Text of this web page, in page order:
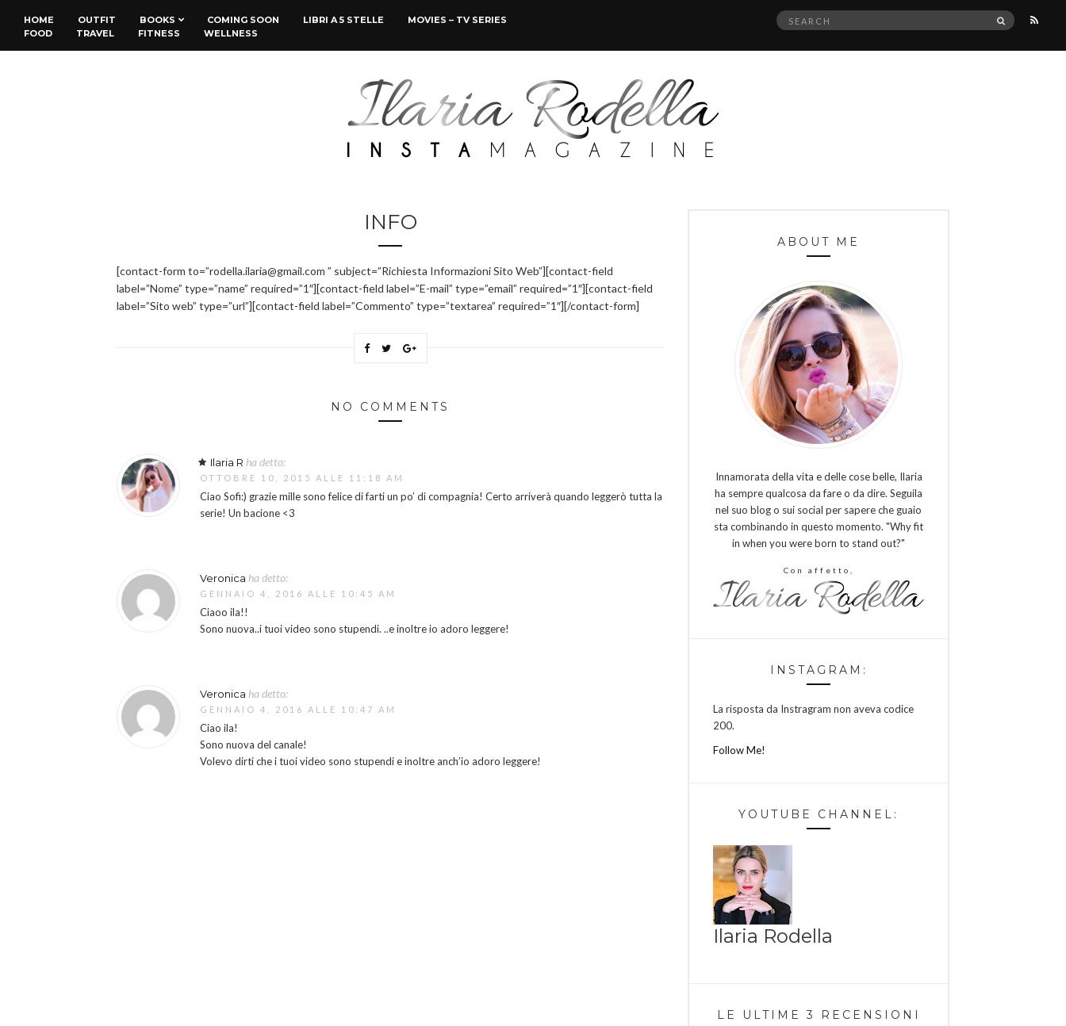
HOME OUTFIT BOOKS COMING SOON LIBRI A 5 STELLE
MOVIES – TV SERIES
FOOD
TRAVEL FITNESS WELLNESS
Search
SEARCH
INFO
[contact-form to=”rodella.ilaria@gmail.com ” subject=”Richiesta Informazioni Sito Web”][contact-field
label=”Nome” type=”name” required=”1″][contact-field label=”E-mail” type=”email” required=”1″][contact-field
label=”Sito web” type=”url”][contact-field label=”Commento” type=”textarea” required=”1″][/contact-form]
NO COMMENTS
Ilaria R ha detto:
OTTOBRE 10, 2015 ALLE 11:18 AM
Ciao Sofi:) grazie mille sono felice di farti un po’ di compagnia! Certo arriverà quando leggerò tutta la
serie! Un bacione <3
Veronica ha detto:
GENNAIO 4, 2016 ALLE 10:45 AM
Ciaoo ila!!
Sono nuova..i tuoi video sono stupendi. ..e inoltre io adoro leggere!
Veronica ha detto:
GENNAIO 4, 2016 ALLE 10:47 AM
Ciao ila!
Sono nuova del canale!
Volevo dirti che i tuoi video sono stupendi e inoltre anch’io adoro leggere!
ABOUT ME
Innamorata della vita e delle cose belle, Ilaria
ha sempre qualcosa da fare o da dire. Seguila
nel suo blog o sui social per sapere che guaio
sta combinando in questo momento. "Why fit
in when you were born to stand out?"
Con affetto,
INSTAGRAM:
La risposta da Instragram non aveva codice
200.
Follow Me!
YOUTUBE CHANNEL:
Ilaria Rodella
LE ULTIME 3 RECENSIONI